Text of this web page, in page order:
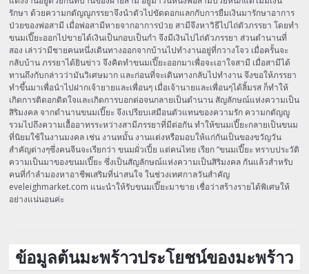
รักษา ด้วยความกตัญญูภรรยาจึงนำตัวไปขัดดอกแลกกับการยืมเงินมารักษาอาการ
ป่วยของพ่อสามี เมื่อพ่อสามีหายจากอาการป่วย สามีจึงหาวิธีไปไถ่ตัวภรรยา โดยทำ
ขนมเปี๊ยะออกไปขายได้เงินเป็นกอบเป็นกำ จึงมีเงินไปไถ่ตัวภรรยา ส่วนตำนานที่
สอง เล่าว่ามีชายคนหนึ่งเดินทางออกจากบ้านไปทำงานอยู่ที่กวางโจว เมื่อครั้นจะ
กลับบ้าน ภรรยาได้ยินข่าว จึงคิดทำขนมเปี๊ยะออกมาเพื่อจะเอาใจสามี เมื่อสามีได้
ทานถึงกับกล่าวว่ามันวิเศษมาก และก่อนที่จะเดินทางกลับไปทำงาน จึงขอให้ภรรยา
ทำขึ้นมาเพื่อนำไปฝากเจ้ายายและเพื่อนๆ เมื่อเจ้านายและเพื่อนๆได้ลิ้มรส ก็ทำให้
เกิดการติดอกติดใจและเกิดการบอกต่อจนกลายเป็นตำนาน สัญลักษณ์แห่งความเป็น
สิริมงคล จากตำนานขนมเปี๊ยะ จึงเปรียบเสมือนตัวแทนของความรัก ความกตัญญู
รวมไปถึงความเอื้ออาทรระหว่างสามีภรรยาที่มีต่อกัน ทำให้ขนมเปี๊ยะกลายเป็นขนม
ที่นิยมใช้ในงานมงคล เช่น งานหมั้น งานแต่งหรือมอบให้แก่กันเป็นของขวัญวัน
สำคัญต่างๆซึ่งคนจีนจะเรียกว่า ขนมผั่วเปี้ย แต่คนไทย เรียก “ขนมเปี๊ยะ ทราบประวัติ
ความเป็นมาของขนมเปี๊ยะ ซึ่งเป็นสัญลักษณ์แห่งความเป็นสิริมงคล กันแล้วสำหรับ
คนที่กำลำมองหาอาชีพเสริมที่น่าสนใจ ในช่วงเทศกาลวันสำคัญ
eveleighmarket.com แนะนำให้รับขนมเปี๊ยะมาขาย เชื่อว่าสร้างรายได้พิเศษให้
อย่างแน่นอนค่ะ
ข้อมูลต้นมะพร้าวประโยชน์ของมะพร้าว